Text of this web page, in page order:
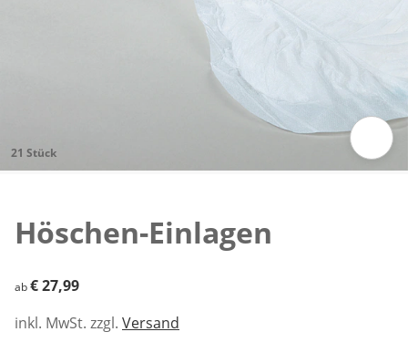
21 Stück
Höschen-Einlagen
€ 27,99
ab€ 27,99
inkl. MwSt. zzgl. Versand